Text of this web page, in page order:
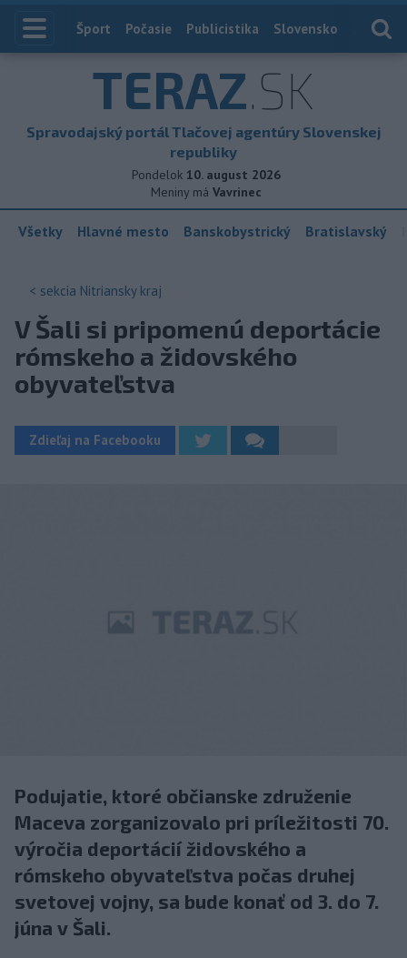
Index
Šport Počasie Publicistika Slovensko
TERAZ.SK
Spravodajský portál Tlačovej agentúry Slovenskej
republiky
Pondelok 10. august 2026
Meniny má Vavrinec
Všetky Hlavné mesto Banskobystrický Bratislavský
< sekcia Nitriansky kraj
V Šali si pripomenú deportácie
rómskeho a židovského
obyvateľstva
Zdieľaj na Facebooku
Podujatie, ktoré občianske združenie
Maceva zorganizovalo pri príležitosti 70.
výročia deportácií židovského a
rómskeho obyvateľstva počas druhej
svetovej vojny, sa bude konať od 3. do 7.
júna v Šali.